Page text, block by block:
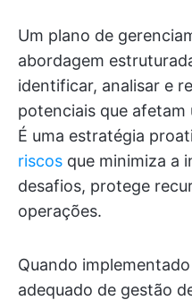
Um plano de
abordagem
identificar, analisar e
potenciais que afetam
É uma estratégia
riscos que minimiza a
desafios, protege
operações.
Quando
adequado de gestão